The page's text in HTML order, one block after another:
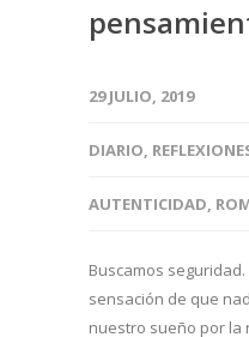
29 JULIO, 2019
DIARIO,
AUTENTICIDAD,
Buscamos
sensación de que
nuestro sueño por la